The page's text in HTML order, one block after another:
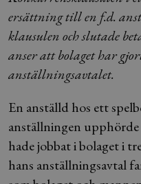
ersättning till en f.d.
klausulen och slutade
anser att bolaget har
anställningsavtalet.
En anställd hos ett
anställningen
hade jobbat i bolaget i
hans anställningsavtal